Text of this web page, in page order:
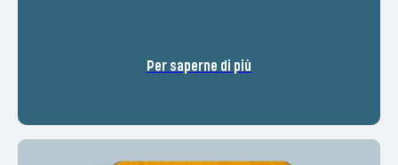
Per saperne di più